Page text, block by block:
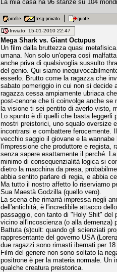
La mia casa ha 96 stanze su 104
Inviato: 15-01-2010 22:47
Mega Shark vs. Giant Octupus
Un film dalla bruttezza quasi
umana. Non solo un'opera così
anche priva di qualsivoglia sussulto
del genio. Qui siamo
esserlo. Brutto come la ragazza che
sabato pomeriggio in cui non si decide
ragazza cessa ampiamente ubriaca
post-cenone che ti coinvolge anche se
la visione ti sei pentito di averlo visto,
Lo spunto è di quelli che basta leggerli
mostri preistorici, uno squalo oversize
incontrarsi e combattere ferocemente.
vecchio saggio il giovane e la
l'impressione che produttore e regista,
senza sapere esattamente il perché.
minimo di consequenzialità logica si
dietro la macchina da presa,
abbia sentito parlare di regia, e abbia
Ma tutto il nostro affetto lo riserviamo
Sua Maestà Godzilla (quello vero).
La scena che rimarrà impressa negli
dell'antichità, è l'incredibile attacco
passaggio, con tanto di "Holy Shit" del
vicino all'incoscienza (o alla demenza)
Battuta (s)cult: quando gli scienziati
rappresentante del governo USA
due ragazzi sono rimasti ibernati per
Film del genere non sono soltato la
positrone è per la materia normale. Un
qualche creatura preistorica.